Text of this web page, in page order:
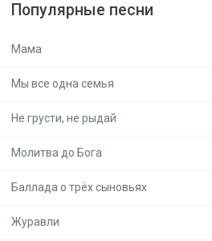
Популярные песни
Мама
Мы все одна семья
Не грусти, не рыдай
Молитва до Бога
Баллада о трёх сыновьях
Журавли